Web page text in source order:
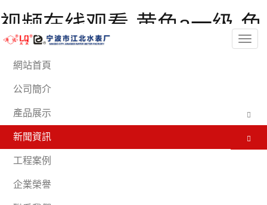
视频在线观看-黄色a一级-色
欲av伊人久久大香线蕉影院-
亚洲另类色图-男女在线观
看-亚洲欧美日韩在线播放-
久久韩国-99精品一区二区-
伊人射-91亚洲精品久久久蜜
桃网站-骚虎免费视频-91禁
在线动漫-视频一区亚洲-91
分
網站首頁
公司簡介
產品展示
新聞資訊
工程案例
企業榮譽